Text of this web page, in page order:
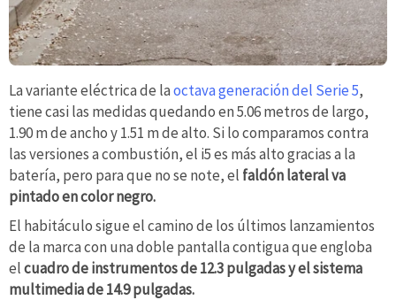
La variante eléctrica de laoctava generación del Serie 5,
tiene casi las medidas quedando en 5.06 metros de largo,
1.90 m de ancho y 1.51 m de alto. Si lo comparamos contra
las versiones a combustión, el i5 es más alto gracias a la
batería, pero para que no se note, el faldón lateral va
pintado en color negro.
El habitáculo sigue el camino de los últimos lanzamientos
de la marca con una doble pantalla contigua que engloba
elcuadro de instrumentos de 12.3 pulgadas y el sistema
multimedia de 14.9 pulgadas.